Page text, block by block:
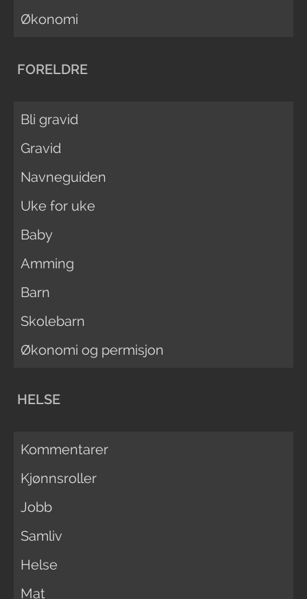
Økonomi
FORELDRE
Bli gravid
Gravid
Navneguiden
Uke for uke
Baby
Amming
Barn
Skolebarn
Økonomi og permisjon
HELSE
Kommentarer
Kjønnsroller
Jobb
Samliv
Helse
Mat